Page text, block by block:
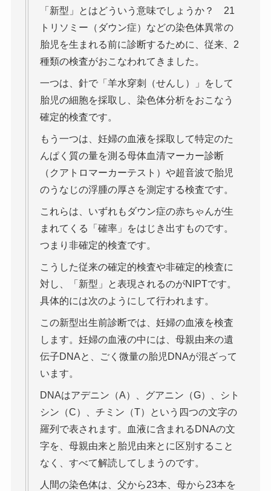
「新型」とはどういう意味でしょうか？ 21
トリソミー（ダウン症）などの染色体異常の
胎児を生まれる前に診断するために、従来、2
種類の検査がおこなわれてきました。
一つは、針で「羊水穿刺（せんし）」をして
胎児の細胞を採取し、染色体分析をおこなう
確定的検査です。
もう一つは、妊婦の血液を採取して特定のた
んぱく質の量を測る母体血清マーカー診断
（クアトロマーカーテスト）や超音波で胎児
のうなじの浮腫の厚さを測定する検査です。
これらは、いずれもダウン症の赤ちゃんが生
まれてくる「確率」をはじき出すものです。
つまり非確定的検査です。
こうした従来の確定的検査や非確定的検査に
対し、「新型」と表現されるのがNIPTです。
具体的には次のようにして行われます。
この新型出生前診断では、妊婦の血液を検査
します。妊婦の血液の中には、母親由来の遺
伝子DNAと、ごく微量の胎児DNAが混ざって
います。
DNAはアデニン（A）、グアニン（G）、シト
シン（C）、チミン（T）という四つの文字の
羅列で表されます。血液に含まれるDNAの文
字を、母親由来と胎児由来とに区別すること
なく、すべて解読してしまうのです。
人間の染色体は、父から23本、母から23本を